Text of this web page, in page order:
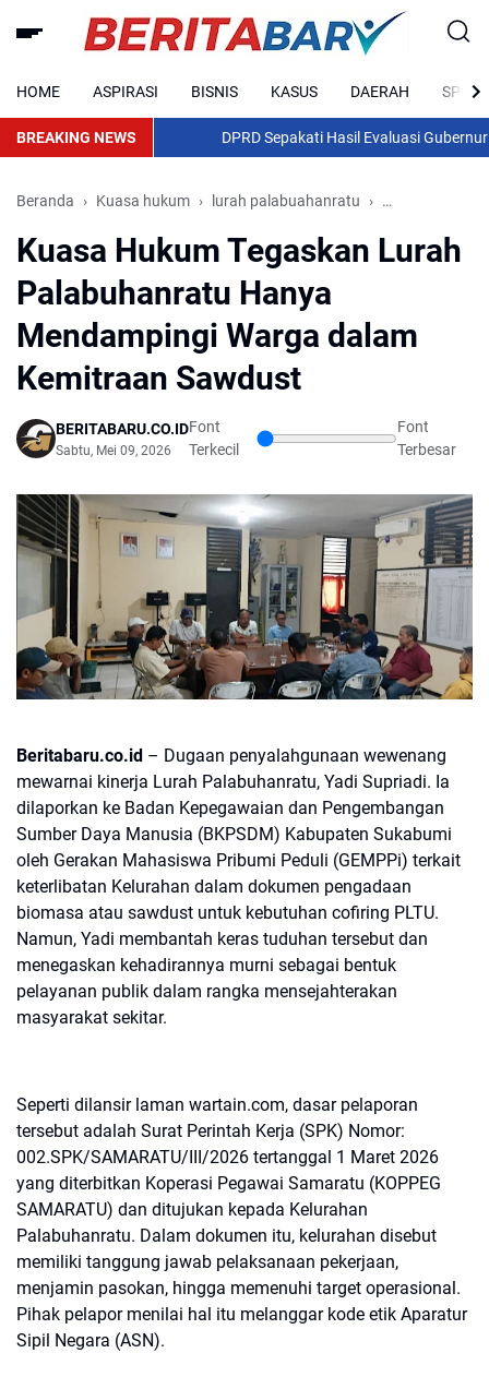
HOME ASPIRASI BISNIS KASUS DAERAH SPORT
BREAKING NEWS DPRD Sepakati Hasil Evaluasi Gubernur
Beranda Kuasa hukum lurah palabuahanratu pendampingan
Kuasa Hukum Tegaskan Lurah
Palabuhanratu Hanya
Mendampingi Warga dalam
Kemitraan Sawdust
BERITABARU.CO.ID
Sabtu, Mei 09, 2026
Font
Terkecil
Font
Terbesar
Beritabaru.co.id – Dugaan penyalahgunaan wewenang
mewarnai kinerja Lurah Palabuhanratu, Yadi Supriadi. Ia
dilaporkan ke Badan Kepegawaian dan Pengembangan
Sumber Daya Manusia (BKPSDM) Kabupaten Sukabumi
oleh Gerakan Mahasiswa Pribumi Peduli (GEMPPi) terkait
keterlibatan Kelurahan dalam dokumen pengadaan
biomasa atau sawdust untuk kebutuhan cofiring PLTU.
Namun, Yadi membantah keras tuduhan tersebut dan
menegaskan kehadirannya murni sebagai bentuk
pelayanan publik dalam rangka mensejahterakan
masyarakat sekitar.
Seperti dilansir laman wartain.com, dasar pelaporan
tersebut adalah Surat Perintah Kerja (SPK) Nomor:
002.SPK/SAMARATU/III/2026 tertanggal 1 Maret 2026
yang diterbitkan Koperasi Pegawai Samaratu (KOPPEG
SAMARATU) dan ditujukan kepada Kelurahan
Palabuhanratu. Dalam dokumen itu, kelurahan disebut
memiliki tanggung jawab pelaksanaan pekerjaan,
menjamin pasokan, hingga memenuhi target operasional.
Pihak pelapor menilai hal itu melanggar kode etik Aparatur
Sipil Negara (ASN).